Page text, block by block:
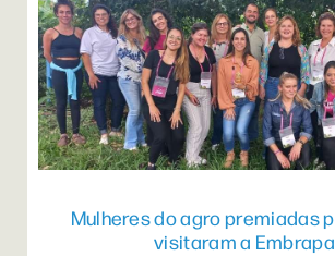
Mulheres do agro premiadas
visitaram a Embrapa